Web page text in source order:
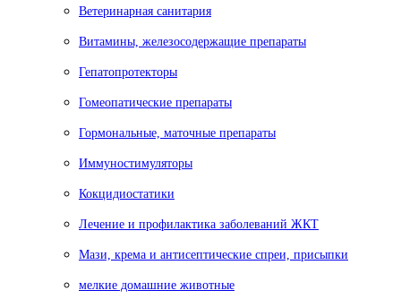
Ветеринарная санитария
Витамины, железосодержащие препараты
Гепатопротекторы
Гомеопатические препараты
Гормональные, маточные препараты
Иммуностимуляторы
Кокцидиостатики
Лечение и профилактика заболеваний ЖКТ
Мази, крема и антисептические спреи, присыпки
мелкие домашние животные